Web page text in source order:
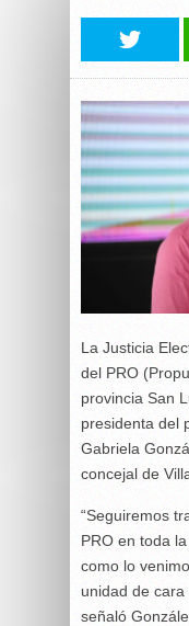
La Justicia
del PRO
provincia San
presidenta del
Gabriela
concejal de
“Seguiremos
PRO en toda
como lo
unidad de cara
señaló